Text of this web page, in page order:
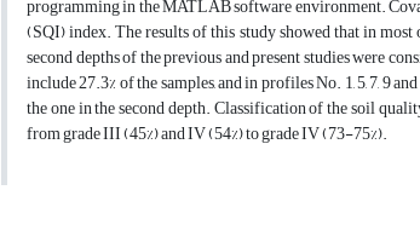
programming in the MATLAB software environment.
(SQI) index. The results of this study showed that in
second depths of the previous and present studies were
include 27.3% of the samples, and in profiles No. 1, 5, 7, 9
the one in the second depth. Classification of the soil
from grade III (45%) and IV (54%) to grade IV (73-75%).